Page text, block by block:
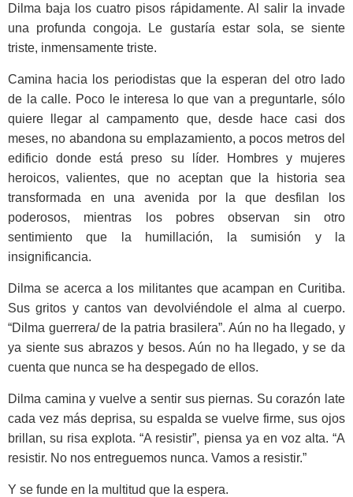
Dilma baja los cuatro pisos rápidamente. Al salir la invade
una profunda congoja. Le gustaría estar sola, se siente
triste, inmensamente triste.
Camina hacia los periodistas que la esperan del otro lado
de la calle. Poco le interesa lo que van a preguntarle, sólo
quiere llegar al campamento que, desde hace casi dos
meses, no abandona su emplazamiento, a pocos metros del
edificio donde está preso su líder. Hombres y mujeres
heroicos, valientes, que no aceptan que la historia sea
transformada en una avenida por la que desfilan los
poderosos, mientras los pobres observan sin otro
sentimiento que la humillación, la sumisión y la
insignificancia.
Dilma se acerca a los militantes que acampan en Curitiba.
Sus gritos y cantos van devolviéndole el alma al cuerpo.
“Dilma guerrera/ de la patria brasilera”. Aún no ha llegado, y
ya siente sus abrazos y besos. Aún no ha llegado, y se da
cuenta que nunca se ha despegado de ellos.
Dilma camina y vuelve a sentir sus piernas. Su corazón late
cada vez más deprisa, su espalda se vuelve firme, sus ojos
brillan, su risa explota. “A resistir”, piensa ya en voz alta. “A
resistir. No nos entreguemos nunca. Vamos a resistir.”
Y se funde en la multitud que la espera.